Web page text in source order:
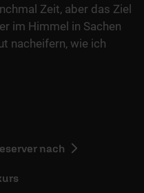
Zeit, aber das Ziel
im Himmel in Sachen
nacheifern, wie ich
nach